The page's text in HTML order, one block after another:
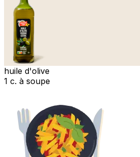
huile d'olive
1 c. à soupe